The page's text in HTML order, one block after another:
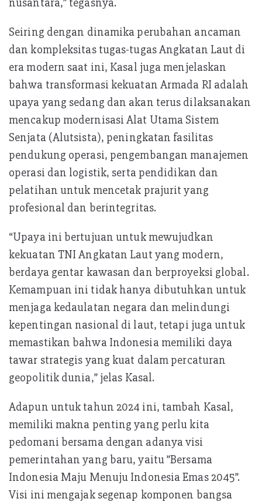
Seiring dengan dinamika perubahan ancaman
dan kompleksitas tugas-tugas Angkatan Laut di
era modern saat ini, Kasal juga menjelaskan
bahwa transformasi kekuatan Armada RI adalah
upaya yang sedang dan akan terus dilaksanakan
mencakup modernisasi Alat Utama Sistem
Senjata (Alutsista), peningkatan fasilitas
pendukung operasi, pengembangan manajemen
operasi dan logistik, serta pendidikan dan
pelatihan untuk mencetak prajurit yang
profesional dan berintegritas.
“Upaya ini bertujuan untuk mewujudkan
kekuatan TNI Angkatan Laut yang modern,
berdaya gentar kawasan dan berproyeksi global.
Kemampuan ini tidak hanya dibutuhkan untuk
menjaga kedaulatan negara dan melindungi
kepentingan nasional di laut, tetapi juga untuk
memastikan bahwa Indonesia memiliki daya
tawar strategis yang kuat dalam percaturan
geopolitik dunia,” jelas Kasal.
Adapun untuk tahun 2024 ini, tambah Kasal,
memiliki makna penting yang perlu kita
pedomani bersama dengan adanya visi
pemerintahan yang baru, yaitu ”Bersama
Indonesia Maju Menuju Indonesia Emas 2045”.
Visi ini mengajak segenap komponen bangsa